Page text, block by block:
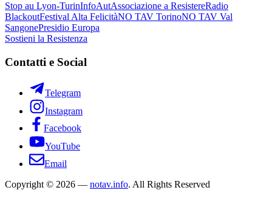
Stop au Lyon-TurinInfoAutAssociazione a ResistereRadio
BlackoutFestival Alta FelicitàNO TAV TorinoNO TAV Val
SangonePresidio Europa
Sostieni la Resistenza
Contatti e Social
Telegram
Instagram
Facebook
YouTube
Email
Copyright © 2026 — notav.info. All Rights Reserved